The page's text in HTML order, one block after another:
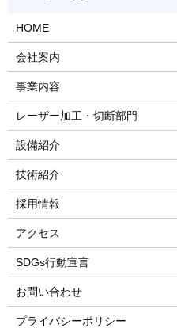
HOME
会社案内
事業内容
レーザー加工・切断部門
設備紹介
技術紹介
採用情報
アクセス
SDGs行動宣言
お問い合わせ
プライバシーポリシー